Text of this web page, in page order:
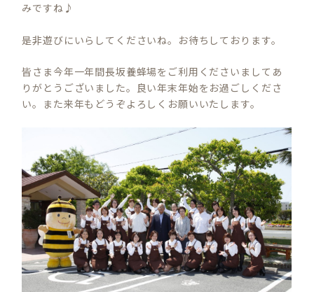
みですね♪
是非遊びにいらしてくださいね。お待ちしております。
皆さま今年一年間長坂養蜂場をご利用くださいましてあ
りがとうございました。良い年末年始をお過ごしくださ
い。また来年もどうぞよろしくお願いいたします。